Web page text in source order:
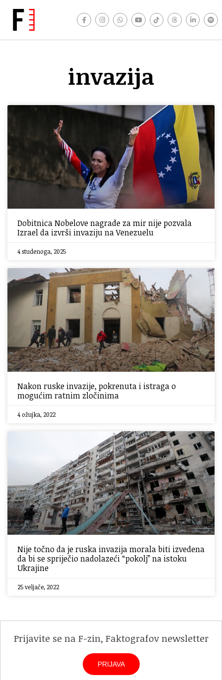
invazija
Dobitnica Nobelove nagrade za mir nije pozvala
Izrael da izvrši invaziju na Venezuelu
4 studenoga, 2025
Nakon ruske invazije, pokrenuta i istraga o
mogućim ratnim zločinima
4 ožujka, 2022
Nije točno da je ruska invazija morala biti izvedena
da bi se spriječio nadolazeći “pokolj” na istoku
Ukrajine
25 veljače, 2022
Prijavite se na F-zin, Faktografov newsletter
PRIJAVA